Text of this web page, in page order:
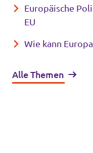
Europäische
EU
Wie kann
Alle Themen